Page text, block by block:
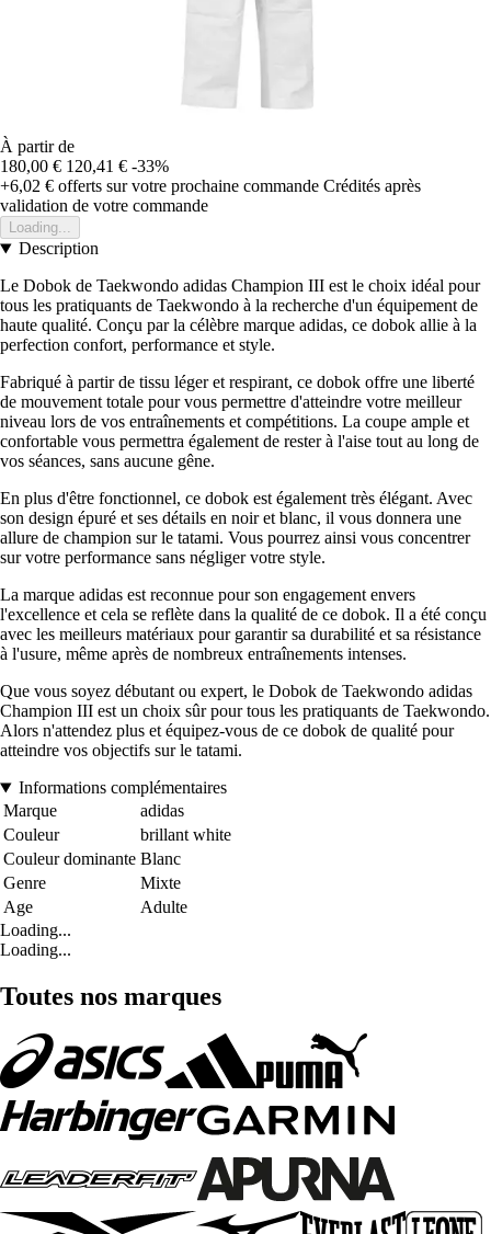
À partir de
180,00 € 120,41 € -33%
+6,02 € offerts sur votre prochaine commande Crédités après
validation de votre commande
Loading...
Description
Le Dobok de Taekwondo adidas Champion III est le choix idéal pour
tous les pratiquants de Taekwondo à la recherche d'un équipement de
haute qualité. Conçu par la célèbre marque adidas, ce dobok allie à la
perfection confort, performance et style.
Fabriqué à partir de tissu léger et respirant, ce dobok offre une liberté
de mouvement totale pour vous permettre d'atteindre votre meilleur
niveau lors de vos entraînements et compétitions. La coupe ample et
confortable vous permettra également de rester à l'aise tout au long de
vos séances, sans aucune gêne.
En plus d'être fonctionnel, ce dobok est également très élégant. Avec
son design épuré et ses détails en noir et blanc, il vous donnera une
allure de champion sur le tatami. Vous pourrez ainsi vous concentrer
sur votre performance sans négliger votre style.
La marque adidas est reconnue pour son engagement envers
l'excellence et cela se reflète dans la qualité de ce dobok. Il a été conçu
avec les meilleurs matériaux pour garantir sa durabilité et sa résistance
à l'usure, même après de nombreux entraînements intenses.
Que vous soyez débutant ou expert, le Dobok de Taekwondo adidas
Champion III est un choix sûr pour tous les pratiquants de Taekwondo.
Alors n'attendez plus et équipez-vous de ce dobok de qualité pour
atteindre vos objectifs sur le tatami.
Informations complémentaires
Marque
adidas
Couleur
brillant white
Couleur dominante Blanc
Genre
Mixte
Age
Adulte
Loading...
Loading...
Toutes nos marques